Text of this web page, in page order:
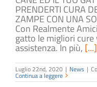
PRENDERTI CURA
ZAMPE CON UNA
Con Realmente
gatto le migliori
assistenza. In più, [...]
Luglio 22nd, 2020 | News |
Continua a leggere